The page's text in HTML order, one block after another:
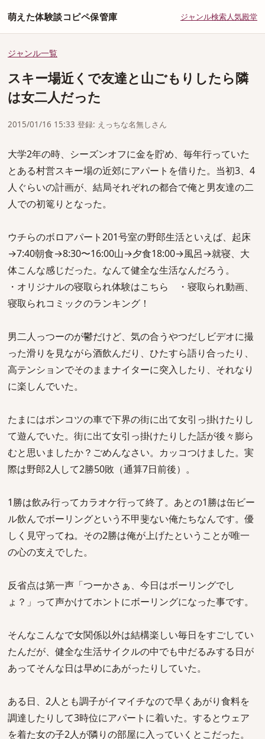
萌えた体験談コピペ保管庫 ジャンル検索人気殿堂
ジャンル一覧
スキー場近くで友達と山ごもりしたら隣
は女二人だった
2015/01/16 15:33 登録: えっちな名無しさん
大学2年の時、シーズンオフに金を貯め、毎年行っていた
とある村営スキー場の近郊にアパートを借りた。当初3、4
人ぐらいの計画が、結局それぞれの都合で俺と男友達の二
人での初篭りとなった。
ウチらのボロアパート201号室の野郎生活といえば、起床
→7:40朝食→8:30〜16:00山→夕食18:00→風呂→就寝、大
体こんな感じだった。なんて健全な生活なんだろう。
・オリジナルの寝取られ体験はこちら ・寝取られ動画、
寝取られコミックのランキング！
男二人っつーのが鬱だけど、気の合うやつだしビデオに撮
った滑りを見ながら酒飲んだり、ひたすら語り合ったり、
高テンションでそのままナイターに突入したり、それなり
に楽しんでいた。
たまにはポンコツの車で下界の街に出て女引っ掛けたりし
て遊んでいた。街に出て女引っ掛けたりした話が後々膨ら
むと思いましたか？ごめんなさい。カッコつけました。実
際は野郎2人して2勝50敗（通算7日前後）。
1勝は飲み行ってカラオケ行って終了。あとの1勝は缶ビー
ル飲んでボーリングという不甲斐ない俺たちなんです。優
しく見守ってね。その2勝は俺が上げたということが唯一
の心の支えでした。
反省点は第一声「つーかさぁ、今日はボーリングでし
ょ？」って声かけてホントにボーリングになった事です。
そんなこんなで女関係以外は結構楽しい毎日をすごしてい
たんだが、健全な生活サイクルの中でも中だるみする日が
あってそんな日は早めにあがったりしていた。
ある日、2人とも調子がイマイチなので早くあがり食料を
調達したりして3時位にアパートに着いた。するとウェア
を着た女の子2人が隣りの部屋に入っていくとこだった。